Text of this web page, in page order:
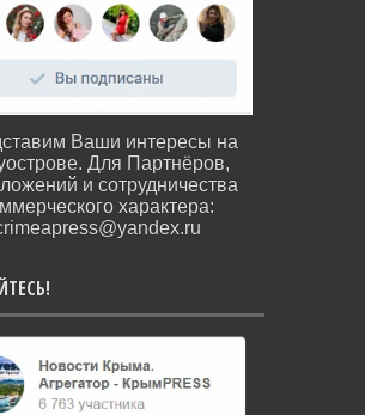
Ваши интересы на
Для Партнёров,
и сотрудничества
характера: